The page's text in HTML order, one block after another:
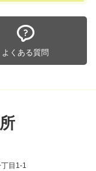
よくある質問
目1-1